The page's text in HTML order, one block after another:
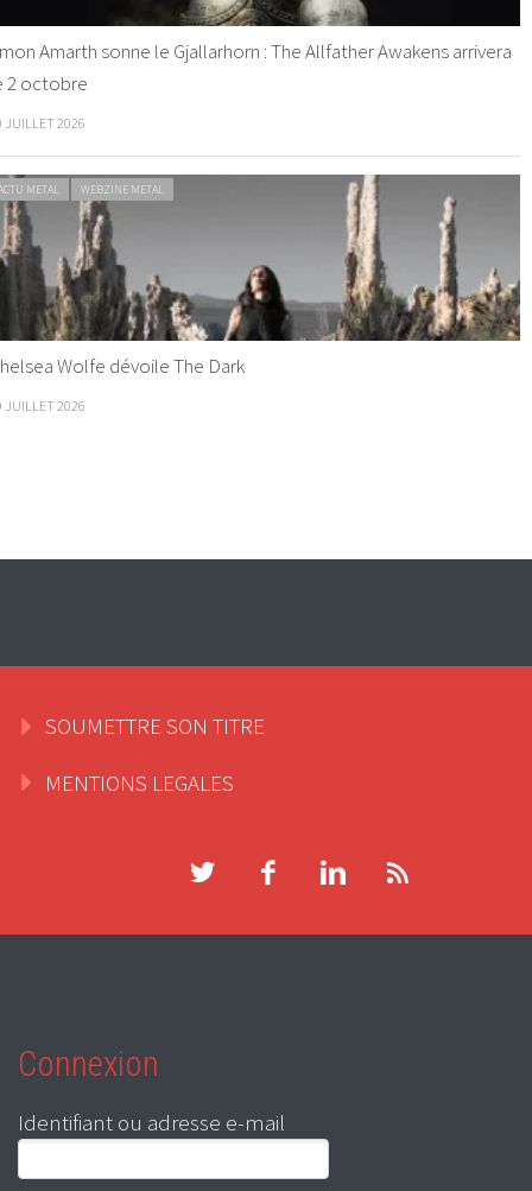
Amarth sonne le Gjallarhorn : The Allfather Awakens arrivera
2 octobre
JUILLET 2026
METAL WEBZINE METAL
Wolfe dévoile The Dark
JUILLET 2026
SOUMETTRE SON TITRE
MENTIONS LEGALES
Connexion
Identifiant ou adresse e-mail